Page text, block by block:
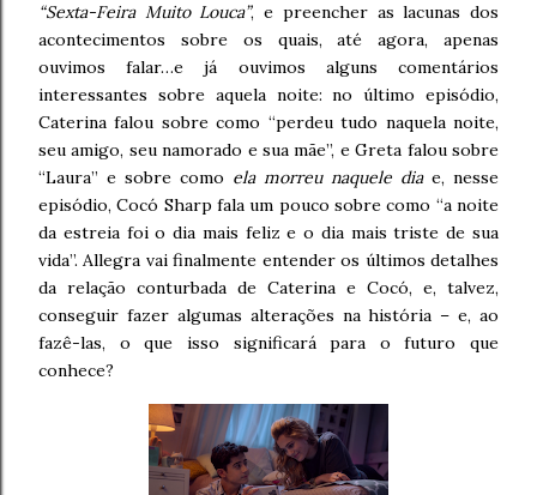
“Sexta-Feira Muito Louca”, e preencher as lacunas dos
acontecimentos sobre os quais, até agora, apenas
ouvimos falar…e já ouvimos alguns comentários
interessantes sobre aquela noite: no último episódio,
Caterina falou sobre como “perdeu tudo naquela noite,
seu amigo, seu namorado e sua mãe”, e Greta falou sobre
“Laura” e sobre como ela morreu naquele diae, nesse
episódio, Cocó Sharp fala um pouco sobre como “a noite
da estreia foi o dia mais feliz e o dia mais triste de sua
vida”. Allegra vai finalmente entender os últimos detalhes
da relação conturbada de Caterina e Cocó, e, talvez,
conseguir fazer algumas alterações na história – e, ao
fazê-las, o que isso significará para o futuro que
conhece?